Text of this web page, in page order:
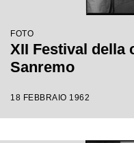
FOTO
XII Festival della
Sanremo
18 FEBBRAIO 1962